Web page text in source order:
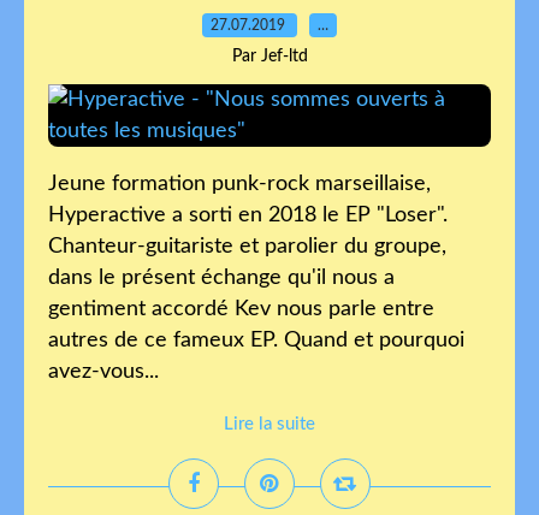
27.07.2019 …
Par Jef-ltd
Jeune formation punk-rock marseillaise,
Hyperactive a sorti en 2018 le EP "Loser".
Chanteur-guitariste et parolier du groupe,
dans le présent échange qu'il nous a
gentiment accordé Kev nous parle entre
autres de ce fameux EP. Quand et pourquoi
avez-vous...
Lire la suite